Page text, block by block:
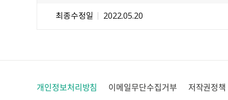
최종수정일 2022.05.20
개인정보처리방침 이메일무단수집거부 저작권정책